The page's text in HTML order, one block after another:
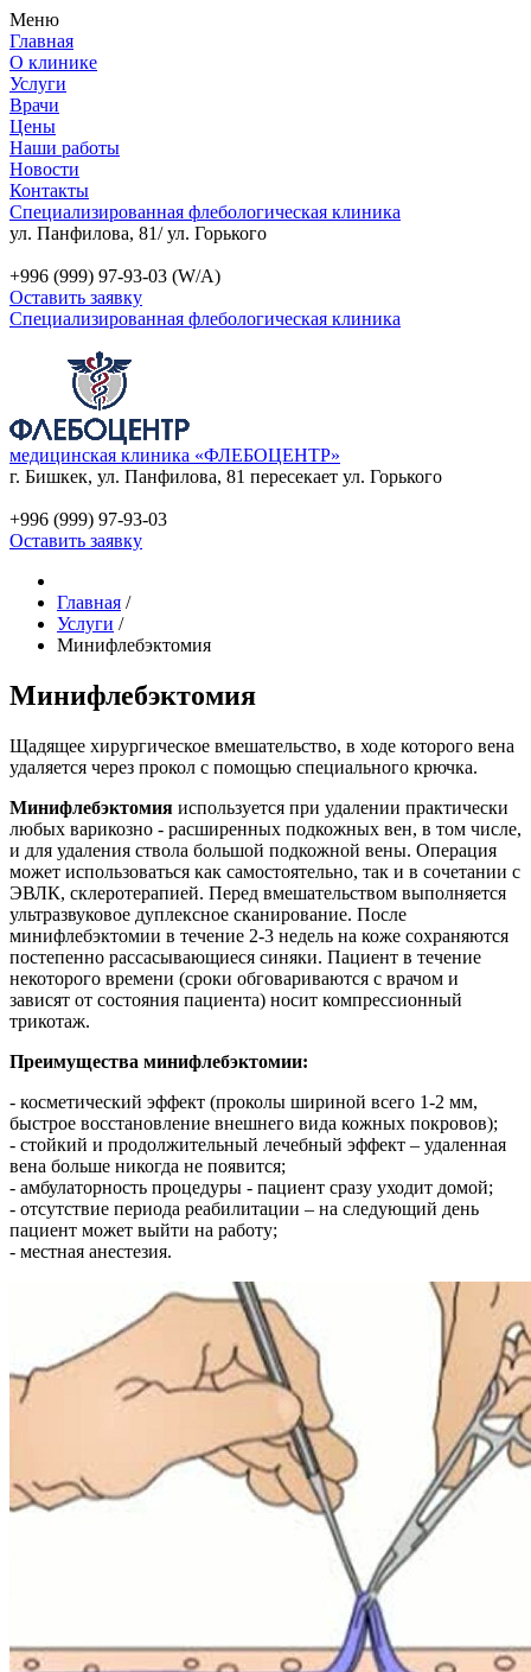
Меню
Главная
О клинике
Услуги
Врачи
Цены
Наши работы
Новости
Контакты
Специализированная флебологическая клиника
ул. Панфилова, 81/ ул. Горького
+996 (999) 97-93-03 (W/A)
Оставить заявку
Специализированная флебологическая клиника
медицинская клиника «ФЛЕБОЦЕНТР»
г. Бишкек, ул. Панфилова, 81 пересекает ул. Горького
+996 (999) 97-93-03
Оставить заявку
Главная /
Услуги /
Минифлебэктомия
Минифлебэктомия
Щадящее хирургическое вмешательство, в ходе которого вена
удаляется через прокол с помощью специального крючка.
Минифлебэктомия используется при удалении практически
любых варикозно - расширенных подкожных вен, в том числе,
и для удаления ствола большой подкожной вены. Операция
может использоваться как самостоятельно, так и в сочетании с
ЭВЛК, склеротерапией. Перед вмешательством выполняется
ультразвуковое дуплексное сканирование. После
минифлебэктомии в течение 2-3 недель на коже сохраняются
постепенно рассасывающиеся синяки. Пациент в течение
некоторого времени (сроки обговариваются с врачом и
зависят от состояния пациента) носит компрессионный
трикотаж.
Преимущества минифлебэктомии:
- косметический эффект (проколы шириной всего 1-2 мм,
быстрое восстановление внешнего вида кожных покровов);
- стойкий и продолжительный лечебный эффект – удаленная
вена больше никогда не появится;
- амбулаторность процедуры - пациент сразу уходит домой;
- отсутствие периода реабилитации – на следующий день
пациент может выйти на работу;
- местная анестезия.